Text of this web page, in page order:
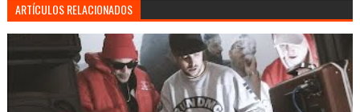
ARTÍCULOS RELACIONADOS